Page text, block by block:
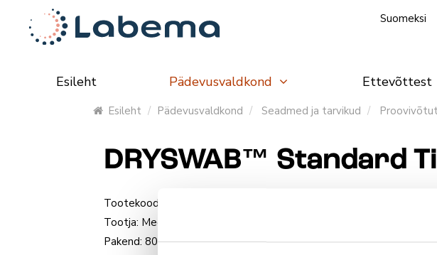
Suomeksi
Esileht Pädevusvaldkond Ettevõttest
Esileht Pädevusvaldkond Seadmed ja tarvikud
DRYSWAB™ Standard
Tootekood:
Tootja: Medical Wire & Equipment
Pakend:800 tikku